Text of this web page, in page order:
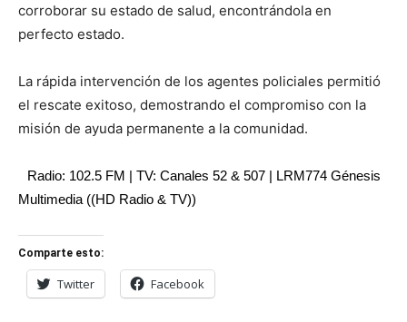
corroborar su estado de salud, encontrándola en
perfecto estado.
La rápida intervención de los agentes policiales permitió
el rescate exitoso, demostrando el compromiso con la
misión de ayuda permanente a la comunidad.
Radio: 102.5 FM | TV: Canales 52 & 507 | LRM774 Génesis
Multimedia ((HD Radio & TV))
Comparte esto:
Twitter Facebook